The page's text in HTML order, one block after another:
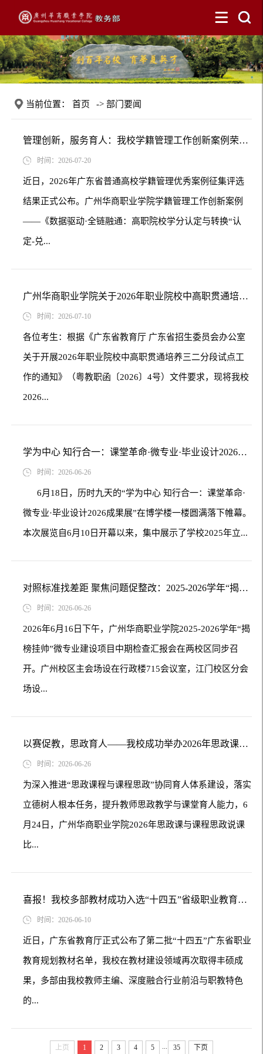
当前位置： 首页 -> 部门要闻
管理创新，服务育人：我校学籍管理工作创新案例荣获省级三等奖
时间：2026-07-20
近日，2026年广东省普通高校学籍管理优秀案例征集评选
结果正式公布。广州华商职业学院学籍管理工作创新案例
——《数据驱动·全链融通：高职院校学分认定与转换“认
定-兑...
广州华商职业学院关于2026年职业院校中高职贯通培养三二分段转段考核成绩的公示
时间：2026-07-10
各位考生：根据《广东省教育厅 广东省招生委员会办公室
关于开展2026年职业院校中高职贯通培养三二分段试点工
作的通知》（粤教职函〔2026〕4号）文件要求，现将我校
2026...
学为中心 知行合一：课堂革命·微专业·毕业设计2026成果展圆满落幕
时间：2026-06-26
6月18日，历时九天的“学为中心 知行合一：课堂革命·
微专业·毕业设计2026成果展”在博学楼一楼圆满落下帷幕。
本次展览自6月10日开幕以来，集中展示了学校2025年立...
对照标准找差距 聚焦问题促整改：2025-2026学年“揭榜挂帅”微专业建设项目中期检...
时间：2026-06-26
2026年6月16日下午，广州华商职业学院2025-2026学年“揭
榜挂帅”微专业建设项目中期检查汇报会在两校区同步召
开。广州校区主会场设在行政楼715会议室，江门校区分会
场设...
以赛促教，思政育人——我校成功举办2026年思政课与课程思政说课校级决赛
时间：2026-06-26
为深入推进“思政课程与课程思政”协同育人体系建设，落实
立德树人根本任务，提升教师思政教学与课堂育人能力，6
月24日，广州华商职业学院2026年思政课与课程思政说课
比...
喜报！我校多部教材成功入选“十四五”省级职业教育规划教材
时间：2026-06-10
近日，广东省教育厅正式公布了第二批“十四五”广东省职业
教育规划教材名单，我校在教材建设领域再次取得丰硕成
果，多部由我校教师主编、深度融合行业前沿与职教特色
的...
上页 1 2 3 4 5 ... 35 下页